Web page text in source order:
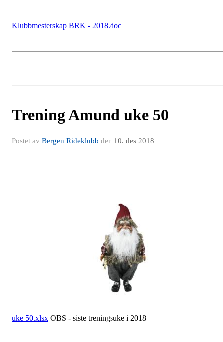
Klubbmesterskap BRK - 2018.doc
Trening Amund uke 50
Postet av Bergen Rideklubb den 10. des 2018
uke 50.xlsx OBS - siste treningsuke i 2018